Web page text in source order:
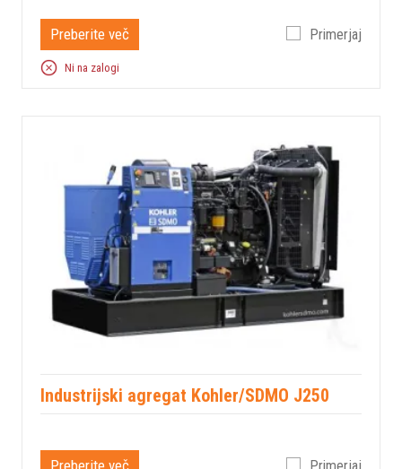
Preberite več Primerjaj
Ni na zalogi
Industrijski agregat Kohler/SDMO J250